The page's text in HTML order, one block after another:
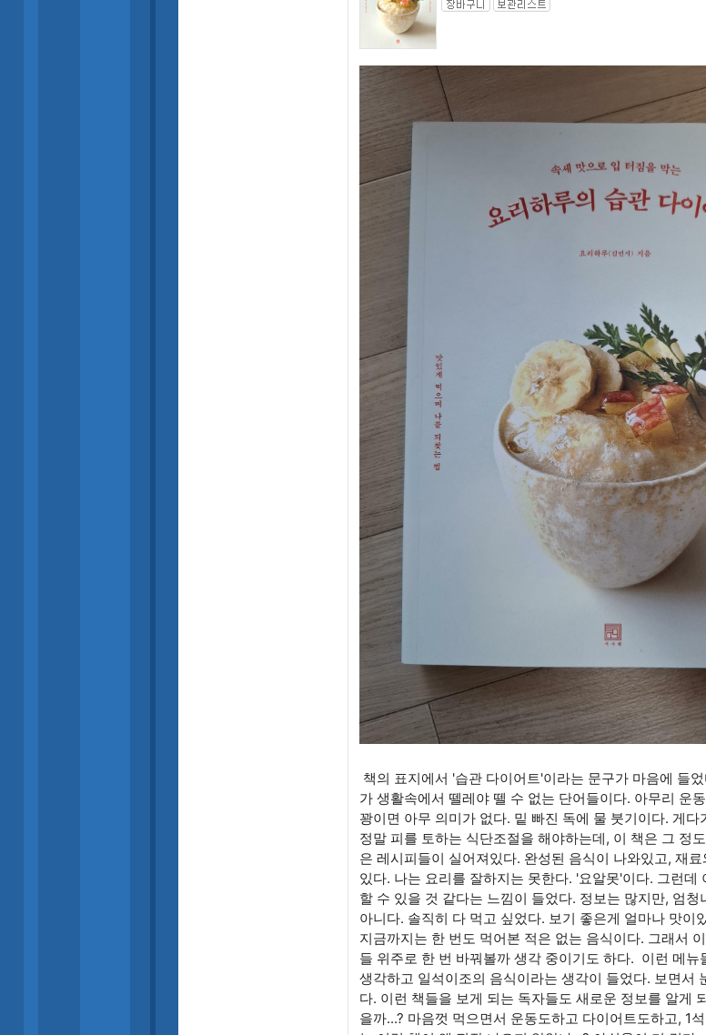
책의 표지에서 '습관 다이어트'이라는 문구가 마음에 들
가 생활속에서 뗄레야 뗄 수 없는 단어들이다. 아무리 운
꽝이면 아무 의미가 없다. 밑 빠진 독에 물 붓기이다. 게다
정말 피를 토하는 식단조절을 해야하는데, 이 책은 그 정
은 레시피들이 실어져있다. 완성된 음식이 나와있고, 재
있다. 나는 요리를 잘하지는 못한다. '요알못'이다. 그런데
할 수 있을 것 같다는 느낌이 들었다. 정보는 많지만, 엄청
아니다. 솔직히 다 먹고 싶었다. 보기 좋은게 얼마나 맛이
지금까지는 한 번도 먹어본 적은 없는 음식이다. 그래서
들 위주로 한 번 바꿔볼까 생각 중이기도 하다. 이런 메뉴
생각하고 일석이조의 음식이라는 생각이 들었다. 보면서
다. 이런 책들을 보게 되는 독자들도 새로운 정보를 알게
을까...? 마음껏 먹으면서 운동도하고 다이어트도하고, 1